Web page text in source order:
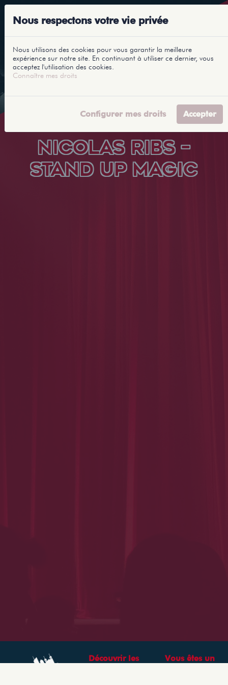
NICOLAS RIBS –
STAND UP MAGIC
Découvrir les
Vous êtes un
Nous respectons votre vie privée
Nous utilisons des cookies pour vous garantir la meilleure
expérience sur notre site. En continuant à utiliser ce dernier, vous
acceptez l'utilisation des cookies.
Connaître mes droits
Configurer mes droits Accepter